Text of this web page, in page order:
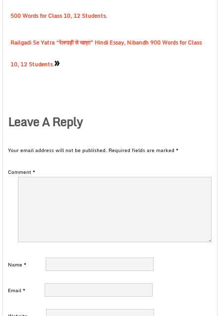
500 Words for Class 10, 12 Students.
Railgadi Se Yatra “रेलगाड़ी से यात्रा” Hindi Essay, Nibandh 900 Words for Class
10, 12 Students.»
Leave A Reply
Your email address will not be published. Required fields are marked *
Comment*
Name *
Email*